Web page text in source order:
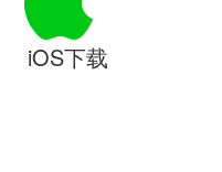
iOS下载